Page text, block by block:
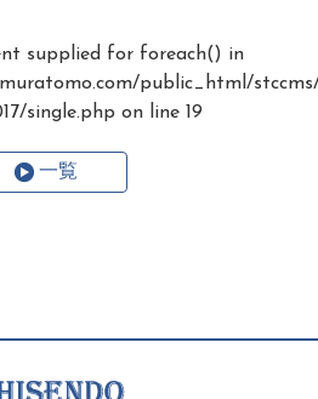
supplied for foreach() in
public_html/
single.php on line 19
一覧